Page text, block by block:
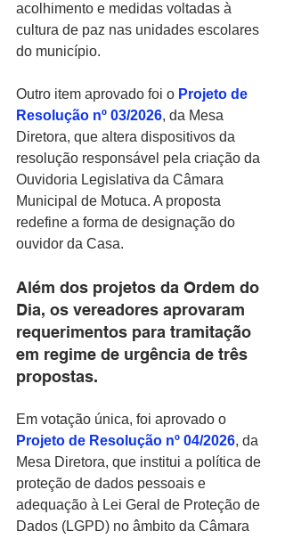
acolhimento e medidas voltadas à
cultura de paz nas unidades escolares
do município.
Outro item aprovado foi o Projeto de
Resolução nº 03/2026, da Mesa
Diretora, que altera dispositivos da
resolução responsável pela criação da
Ouvidoria Legislativa da Câmara
Municipal de Motuca. A proposta
redefine a forma de designação do
ouvidor da Casa.
Além dos projetos da Ordem do
Dia, os vereadores aprovaram
requerimentos para tramitação
em regime de urgência de três
propostas.
Em votação única, foi aprovado o
Projeto de Resolução nº 04/2026, da
Mesa Diretora, que institui a política de
proteção de dados pessoais e
adequação à Lei Geral de Proteção de
Dados (LGPD) no âmbito da Câmara